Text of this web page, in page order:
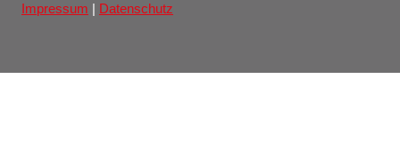
Impressum | Datenschutz